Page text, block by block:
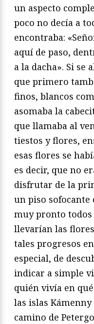
un aspecto
poco no decía a
encontraba:
aquí de paso,
a la dacha». Si se
que primero
finos, blancos
asomaba la
que llamaba al
tiestos y flores,
esas flores se
es decir, que no
disfrutar de la
un piso sofocante
muy pronto todos
llevarían las
tales progresos
especial, de
indicar a simple
quién vivía en
las islas
camino de